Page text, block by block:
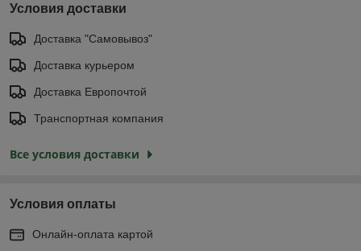
Условия доставки
Доставка "Самовывоз"
Доставка курьером
Доставка Европочтой
Транспортная компания
Все условия доставки
Условия оплаты
Онлайн-оплата картой